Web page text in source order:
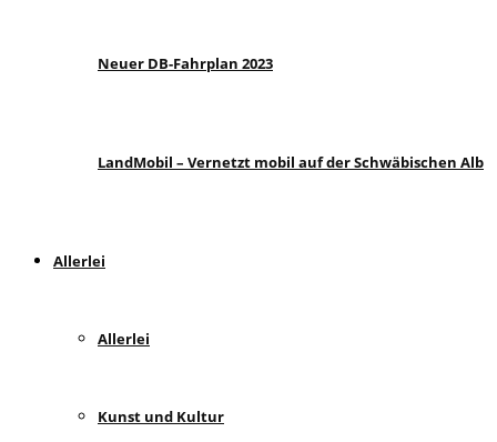
Neuer DB-Fahrplan 2023
LandMobil – Vernetzt mobil auf der Schwäbischen Alb
Allerlei
Allerlei
Kunst und Kultur